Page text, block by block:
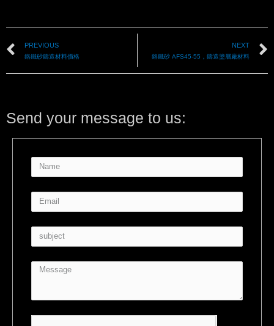
PREVIOUS
鉻鐵砂鑄造材料價格
NEXT
鉻鐵砂 AFS45-55，鑄造塗層廠材料
Send your message to us: